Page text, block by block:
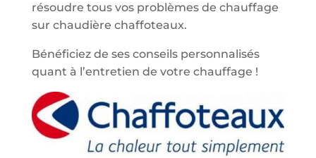
résoudre tous vos problèmes de chauffage
sur chaudière chaffoteaux.
Bénéficiez de ses conseils personnalisés
quant à l’entretien de votre chauffage !